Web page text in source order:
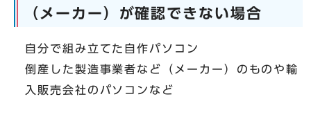
（メーカー）が確認できない場合
自分で組み立てた自作パソコン
倒産した製造事業者など（メーカー）のものや輸
入販売会社のパソコンなど